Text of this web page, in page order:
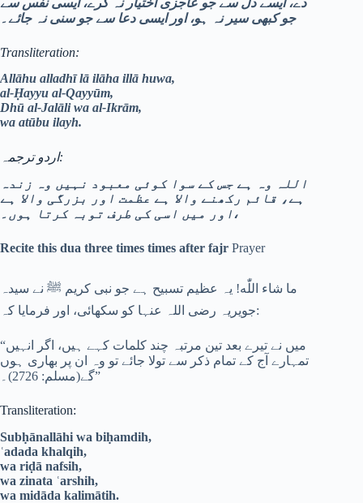
جو کبھی سیر نہ ہو، اور ایسی دعا سے جو سنی نہ جائے۔
Transliteration:
Allāhu alladhī lā ilāha illā huwa,
al-Ḥayyu al-Qayyūm,
Dhū al-Jalāli wa al-Ikrām,
wa atūbu ilayh.
اردو ترجمہ:
اللہ وہ ہے جس کے سوا کوئی معبود نہیں وہ زندہ
ہے، قائم رکھنے والا ہے عظمت اور بزرگی والا ہے
اور میں اسی کی طرف توبہ کرتا ہوں۔،
Recite this dua three times times after fajr Prayer
ما شاء اللّٰه! یہ عظیم تسبیح ہے جو نبی کریم ﷺ نے سیدہ
جویریہ رضی اللہ عنہا کو سکھائی، اور فرمایا کہ:
“میں نے تیرے بعد تین مرتبہ چند کلمات کہے ہیں، اگر انہیں
تمہارے آج کے تمام ذکر سے تولا جائے تو وہ ان پر بھاری ہوں
گے(مسلم: 2726)۔”
Transliteration:
Subḥānallāhi wa biḥamdih,
ʿadada khalqih,
wa riḍā nafsih,
wa zinata ʿarshih,
wa midāda kalimātih.